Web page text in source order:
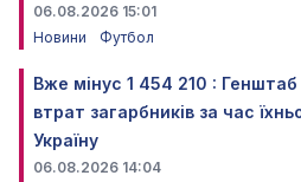
06.08.2026 15:01
Новини
Футбол
Вже мінус 1 454 210 : Генштаб
втрат загарбників за час
Україну
06.08.2026 14:04